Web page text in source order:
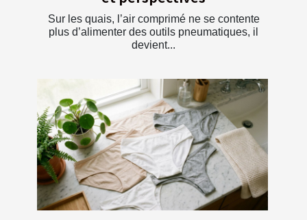
Sur les quais, l’air comprimé ne se contente
plus d’alimenter des outils pneumatiques, il
devient...